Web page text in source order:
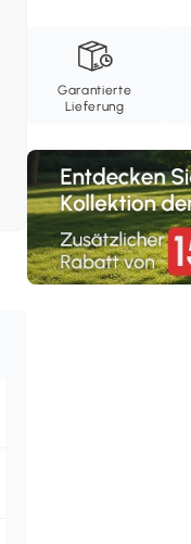
Garantierte
Lieferung